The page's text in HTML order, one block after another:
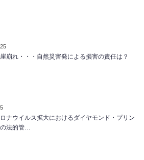
崩れ・・・自然災害発による損害の責任は？
ナウイルス拡大におけるダイヤモンド・プリン
法的管…